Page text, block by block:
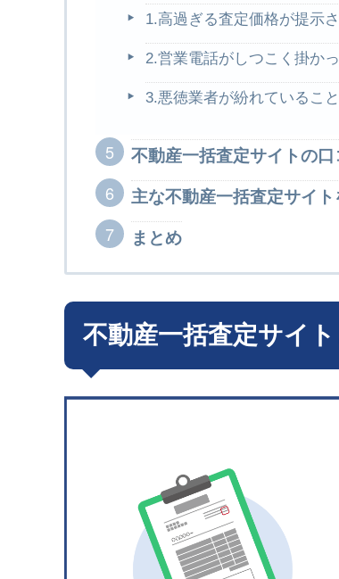
1.高過ぎる査定価格が提示
2.営業電話がしつこく掛か
3.悪徳業者が紛れているこ
不動産一括査定サイトの口
主な不動産一括査定サイト
まとめ
不動産一括査定サイト